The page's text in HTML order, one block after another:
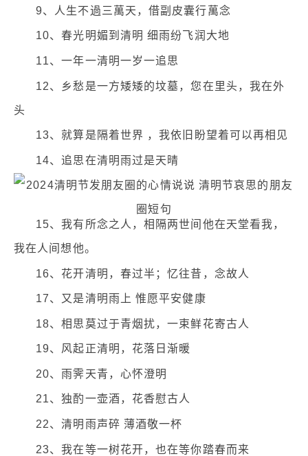
9、人生不過三萬天，借副皮囊行萬念
10、春光明媚到清明 细雨纷飞润大地
11、一年一清明一岁一追思
12、乡愁是一方矮矮的坟墓，您在里头，我在外
头
13、就算是隔着世界 ，我依旧盼望着可以再相见
14、追思在清明雨过是天晴
15、我有所念之人，相隔两世间他在天堂看我，
我在人间想他。
16、花开清明，春过半；忆往昔，念故人
17、又是清明雨上 惟愿平安健康
18、相思莫过于青烟扰，一束鲜花寄古人
19、风起正清明，花落日渐暖
20、雨霁天青，心怀澄明
21、独酌一壶酒，花香慰古人
22、清明雨声碎 薄酒敬一杯
23、我在等一树花开，也在等你踏春而来